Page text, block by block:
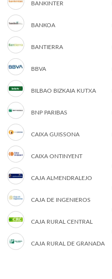
BANKINTER
BANKOA
BANTIERRA
BBVA
BILBAO BIZKAIA KUTXA
BNP PARIBAS
CAIXA GUISSONA
CAIXA ONTINYENT
CAJA ALMENDRALEJO
CAJA DE INGENIEROS
CAJA RURAL CENTRAL
CAJA RURAL DE GRANADA